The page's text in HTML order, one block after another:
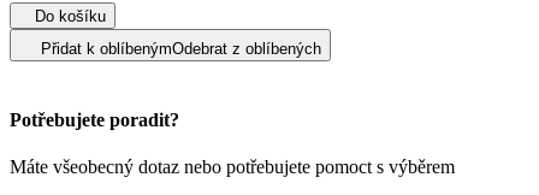
Do košíku
Přidat k oblíbenýmOdebrat z oblíbených
Potřebujete poradit?
Máte všeobecný dotaz nebo potřebujete pomoct s výběrem